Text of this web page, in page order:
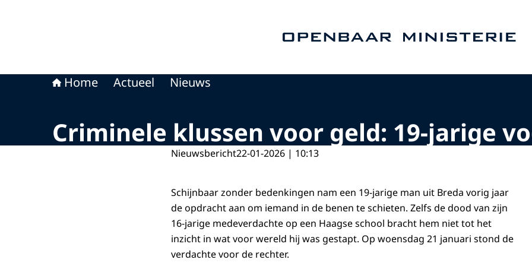
Home Actueel Nieuws
Criminele klussen voor geld: 19-jarige
Nieuwsbericht22-01-2026 | 10:13
Schijnbaar zonder bedenkingen nam een 19-jarige man uit Breda vorig jaar
de opdracht aan om iemand in de benen te schieten. Zelfs de dood van zijn
16-jarige medeverdachte op een Haagse school bracht hem niet tot het
inzicht in wat voor wereld hij was gestapt. Op woensdag 21 januari stond de
verdachte voor de rechter.